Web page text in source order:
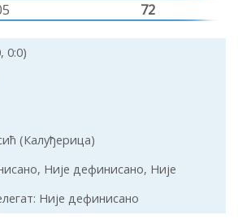
72
0:0)
(Калуђерица)
Није дефинисано, Није
Није дефинисано